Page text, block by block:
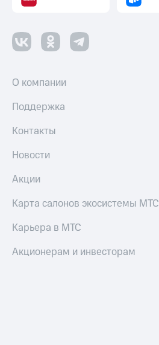
О компании
Поддержка
Контакты
Новости
Акции
Карта салонов экосистемы МТС
Карьера в МТС
Акционерам и инвесторам